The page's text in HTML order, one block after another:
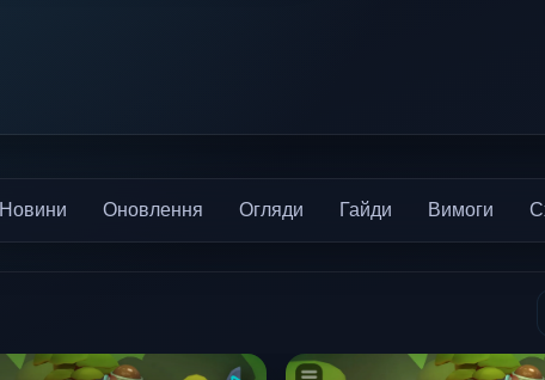
Новини Оновлення Огляди Гайди Вимоги